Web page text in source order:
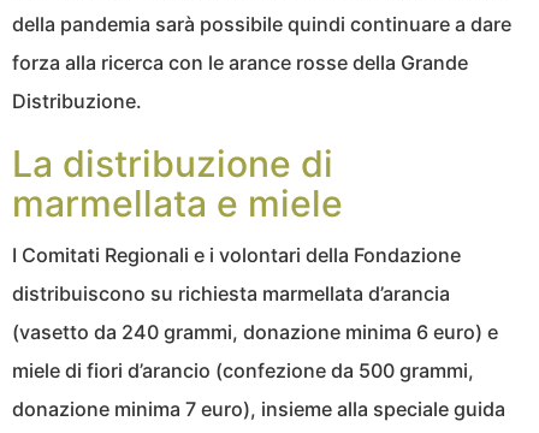
della pandemia sarà possibile quindi continuare a dare
forza alla ricerca con le arance rosse della Grande
Distribuzione.
La distribuzione di
marmellata e miele
I Comitati Regionali e i volontari della Fondazione
distribuiscono su richiesta marmellata d’arancia
(vasetto da 240 grammi, donazione minima 6 euro) e
miele di fiori d’arancio (confezione da 500 grammi,
donazione minima 7 euro), insieme alla speciale guida